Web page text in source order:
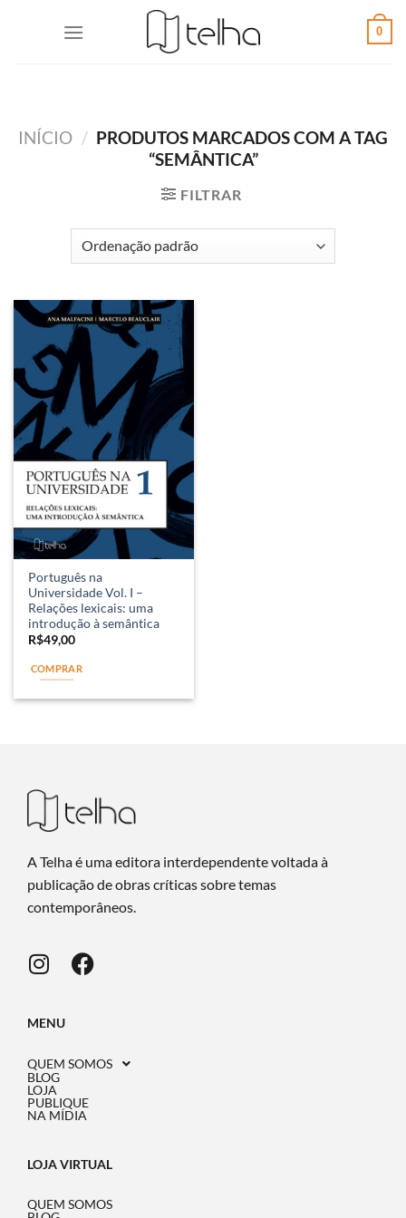
0
INÍCIO / PRODUTOS MARCADOS COM A TAG
“SEMÂNTICA”
FILTRAR
Português na
Universidade Vol. I –
Relações lexicais: uma
introdução à semântica
R$49,00
COMPRAR
A Telha é uma editora interdependente voltada à
publicação de obras críticas sobre temas
contemporâneos.
MENU
QUEM SOMOS
BLOG
LOJA
PUBLIQUE
NA MÍDIA
LOJA VIRTUAL
QUEM SOMOS